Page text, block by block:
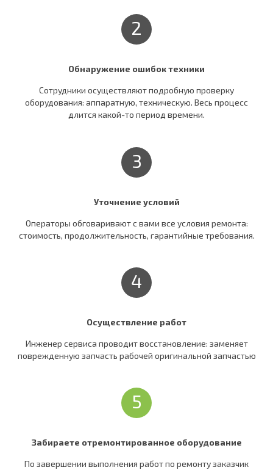
2
Обнаружение ошибок техники
Сотрудники осуществляют подробную проверку
оборудования: аппаратную, техническую. Весь процесс
длится какой-то период времени.
3
Уточнение условий
Операторы обговаривают c вами все условия ремонта:
стоимость, продолжительность, гарантийные требования.
4
Осуществление работ
Инженер сервиса проводит восстановление: заменяет
поврежденную запчасть рабочей оригинальной запчастью
5
Забираете отремонтированное оборудование
По завершении выполнения работ по ремонту заказчик